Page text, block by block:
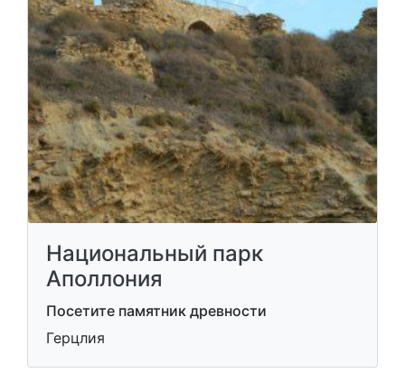
Национальный парк
Аполлония
Посетите памятник древности
Герцлия